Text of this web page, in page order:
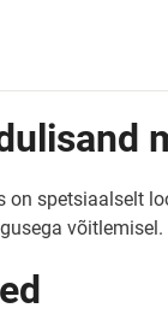
on spetsiaalselt
võitlemisel.